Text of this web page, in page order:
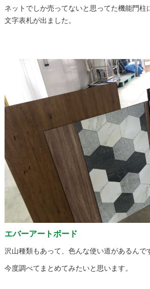
ネットでしか売ってないと思ってた機能門柱
文字表札が出ました。
エバーアートボード
沢山種類もあって、色んな使い道があるんで
今度調べてまとめてみたいと思います。